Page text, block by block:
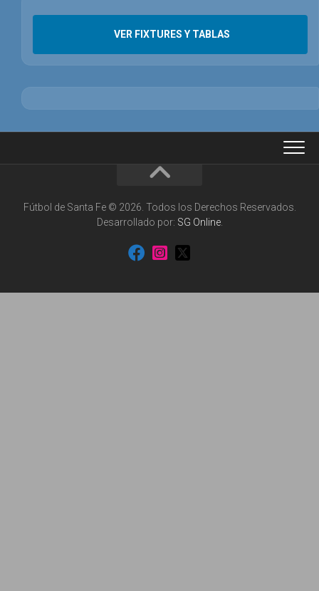
VER FIXTURES Y TABLAS
Fútbol de Santa Fe © 2026. Todos los Derechos Reservados.
Desarrollado por: SG Online.